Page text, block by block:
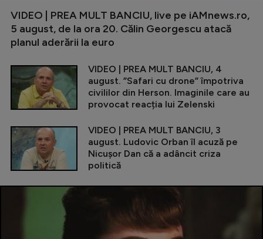
VIDEO | PREA MULT BANCIU, live pe iAMnews.ro,
5 august, de la ora 20. Călin Georgescu atacă
planul aderării la euro
VIDEO | PREA MULT BANCIU, 4
august. ”Safari cu drone” împotriva
civililor din Herson. Imaginile care au
provocat reacția lui Zelenski
VIDEO | PREA MULT BANCIU, 3
august. Ludovic Orban îl acuză pe
Nicușor Dan că a adâncit criza
politică